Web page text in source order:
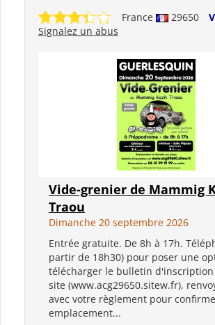
France 29650
Signalez un abus
Vide-grenier de Mammig
Traou
Dimanche 20 septembre 2026
Entrée gratuite. De 8h à 17h.
partir de 18h30) pour poser une
télécharger le bulletin
site (www.acg29650.sitew.fr),
avec votre règlement pour
emplacement...